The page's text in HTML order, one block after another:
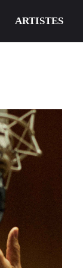
ARTISTES